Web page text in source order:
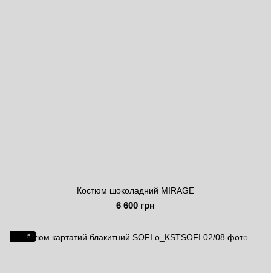
Костюм шоколадний MIRAGE
6 600 грн
5